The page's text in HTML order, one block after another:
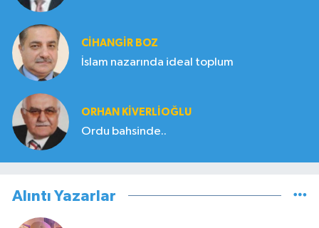
CIHANGIR BOZ
İslam nazarında ideal toplum
ORHAN KIVERLIOĞLU
Ordu bahsinde..
Alıntı Yazarlar